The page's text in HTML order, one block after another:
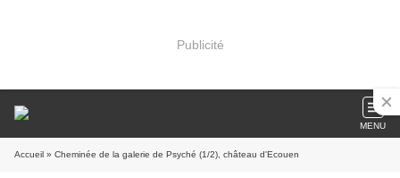
Publicité
MENU
Accueil » Cheminée de la galerie de Psyché (1/2), château d'Ecouen